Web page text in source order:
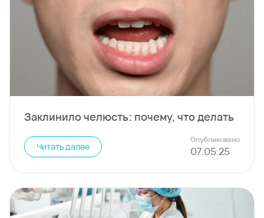
Заклинило челюсть: почему, что делать
Читать далее
Опубликовано
07.05.25